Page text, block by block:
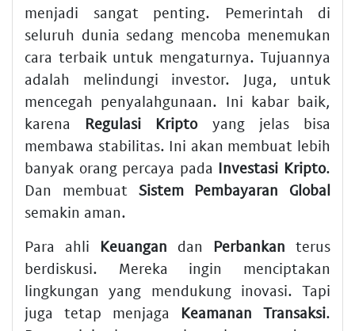
menjadi sangat penting. Pemerintah di
seluruh dunia sedang mencoba menemukan
cara terbaik untuk mengaturnya. Tujuannya
adalah melindungi investor. Juga, untuk
mencegah penyalahgunaan. Ini kabar baik,
karena Regulasi Kriptoyang jelas bisa
membawa stabilitas. Ini akan membuat lebih
banyak orang percaya pada Investasi Kripto.
Dan membuat Sistem Pembayaran Global
semakin aman.
Para ahli Keuangan dan Perbankan terus
berdiskusi. Mereka ingin menciptakan
lingkungan yang mendukung inovasi. Tapi
juga tetap menjaga Keamanan Transaksi.